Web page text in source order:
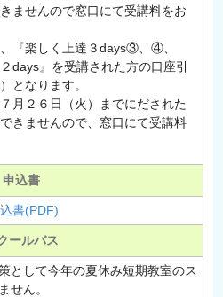
ませんので窓口にて受講料をお
『楽しく上達３days③、④、
days』を受講された方の口座引
となります。
月２６日（火）までにだされた
きませんので、窓口にて受講料
申込書
書(PDF)
ールバス
として今年の夏休み短期教室のス
せん。